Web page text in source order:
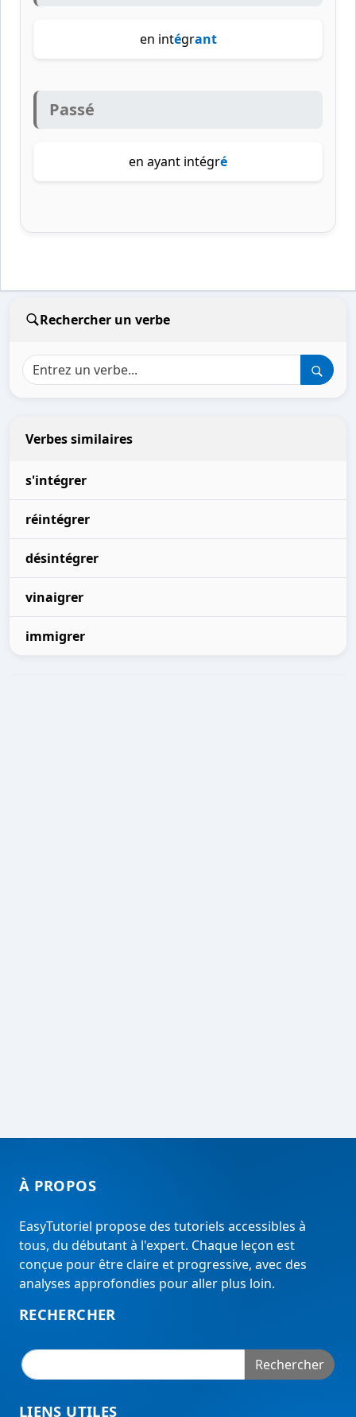
en intégrant
Passé
en ayant intégré
Rechercher un verbe
Verbes similaires
s'intégrer
réintégrer
désintégrer
vinaigrer
immigrer
À PROPOS
EasyTutoriel propose des tutoriels accessibles à
tous, du débutant à l'expert. Chaque leçon est
conçue pour être claire et progressive, avec des
analyses approfondies pour aller plus loin.
RECHERCHER
Rechercher
LIENS UTILES